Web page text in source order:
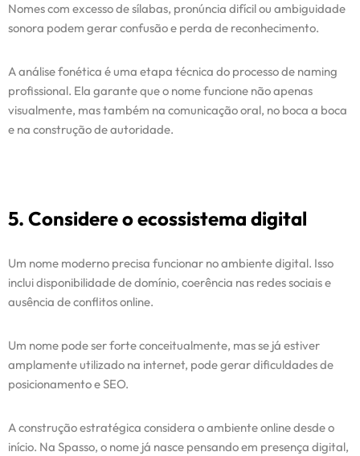
Serviços
Nomes com excesso de sílabas, pronúncia difícil ou ambiguidade
sonora podem gerar confusão e perda de reconhecimento.
A análise fonética é uma etapa técnica do processo de naming
profissional. Ela garante que o nome funcione não apenas
visualmente, mas também na comunicação oral, no boca a boca
e na construção de autoridade.
5. Considere o ecossistema digital
Um nome moderno precisa funcionar no ambiente digital. Isso
inclui disponibilidade de domínio, coerência nas redes sociais e
ausência de conflitos online.
Um nome pode ser forte conceitualmente, mas se já estiver
amplamente utilizado na internet, pode gerar dificuldades de
posicionamento e SEO.
A construção estratégica considera o ambiente online desde o
início. Na Spasso, o nome já nasce pensando em presença digital,